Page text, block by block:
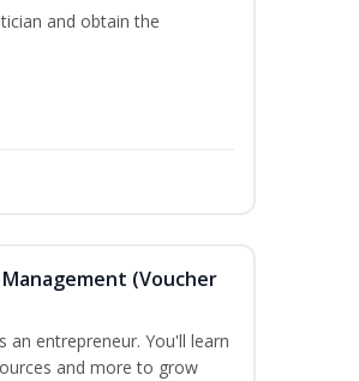
and obtain the
(Voucher
an entrepreneur. You'll learn
and more to grow